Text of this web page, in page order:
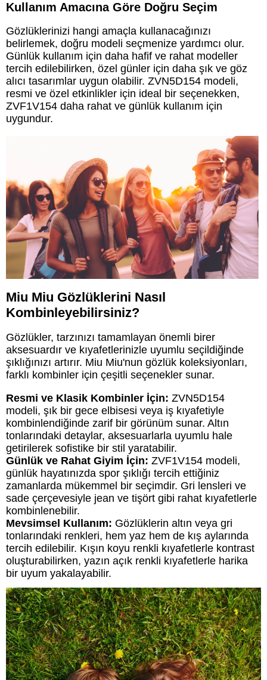
Kullanım Amacına Göre Doğru Seçim
Gözlüklerinizi hangi amaçla kullanacağınızı
belirlemek, doğru modeli seçmenize yardımcı olur.
Günlük kullanım için daha hafif ve rahat modeller
tercih edilebilirken, özel günler için daha şık ve göz
alıcı tasarımlar uygun olabilir. ZVN5D154 modeli,
resmi ve özel etkinlikler için ideal bir seçenekken,
ZVF1V154 daha rahat ve günlük kullanım için
uygundur.
Miu Miu Gözlüklerini Nasıl
Kombinleyebilirsiniz?
Gözlükler, tarzınızı tamamlayan önemli birer
aksesuardır ve kıyafetlerinizle uyumlu seçildiğinde
şıklığınızı artırır. Miu Miu'nun gözlük koleksiyonları,
farklı kombinler için çeşitli seçenekler sunar.
Resmi ve Klasik Kombinler İçin: ZVN5D154
modeli, şık bir gece elbisesi veya iş kıyafetiyle
kombinlendiğinde zarif bir görünüm sunar. Altın
tonlarındaki detaylar, aksesuarlarla uyumlu hale
getirilerek sofistike bir stil yaratabilir.
Günlük ve Rahat Giyim İçin: ZVF1V154 modeli,
günlük hayatınızda spor şıklığı tercih ettiğiniz
zamanlarda mükemmel bir seçimdir. Gri lensleri ve
sade çerçevesiyle jean ve tişört gibi rahat kıyafetlerle
kombinlenebilir.
Mevsimsel Kullanım: Gözlüklerin altın veya gri
tonlarındaki renkleri, hem yaz hem de kış aylarında
tercih edilebilir. Kışın koyu renkli kıyafetlerle kontrast
oluşturabilirken, yazın açık renkli kıyafetlerle harika
bir uyum yakalayabilir.